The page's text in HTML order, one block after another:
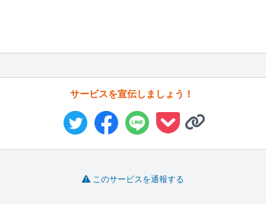
サービスを宣伝しましょう！
このサービスを通報する